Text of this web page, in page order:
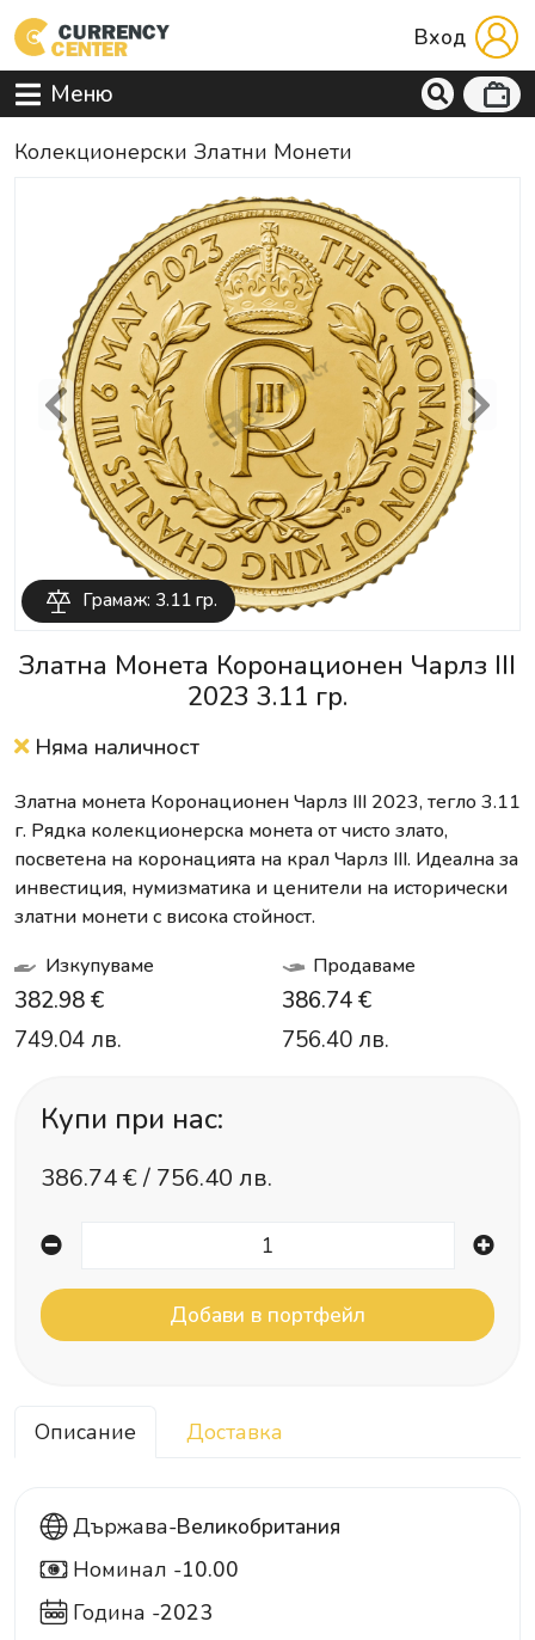
Вход
Меню
Колекционерски Златни Монети
Грамаж: 3.11 гр.
Previous Next
Златна Монета Коронационен Чарлз III
2023 3.11 гр.
Няма наличност
Златна монета Коронационен Чарлз III 2023, тегло 3.11
г. Рядка колекционерска монета от чисто злато,
посветена на коронацията на крал Чарлз III. Идеална за
инвестиция, нумизматика и ценители на исторически
златни монети с висока стойност.
Изкупуваме
382.98 €
749.04 лв.
Продаваме
386.74 €
756.40 лв.
Купи при нас:
386.74€ / 756.40 лв.
Описание Доставка
Държава-Великобритания
10 Номинал -10.00
Година -2023